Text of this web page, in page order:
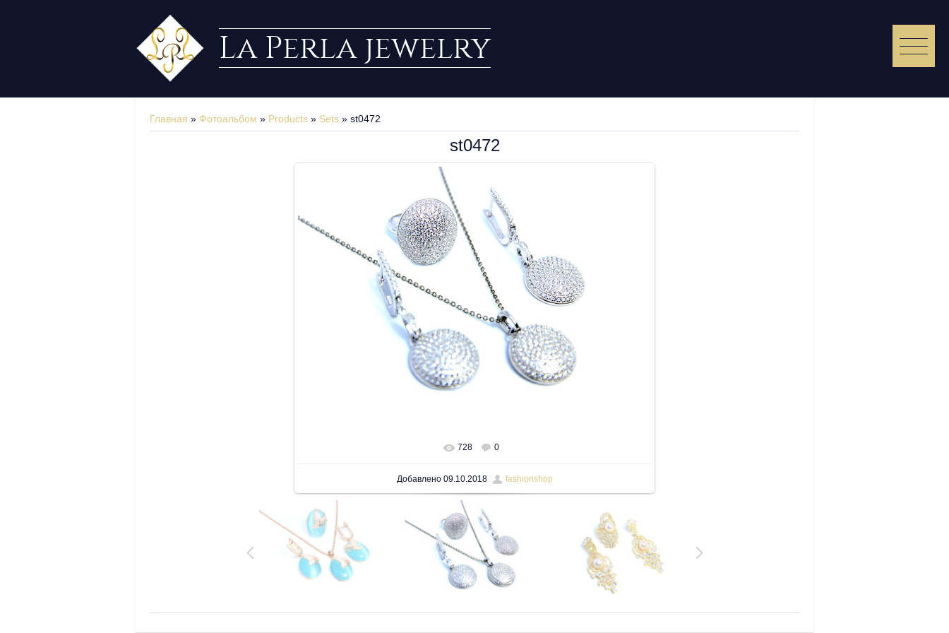
La Perla jewelry
Главная » Фотоальбом » Products » Sets » st0472
st0472
В реальном размере 1600x1200
728 0
Добавлено09.10.2018 fashionshop